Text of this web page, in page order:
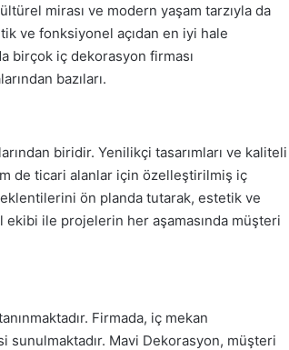
mirası ve modern yaşam tarzıyla da
ve fonksiyonel açıdan en iyi hale
birçok iç dekorasyon firması
bazıları.
biridir. Yenilikçi tasarımları ve kaliteli
de ticari alanlar için özelleştirilmiş iç
ön planda tutarak, estetik ve
ekibi ile projelerin her aşamasında müşteri
Firmada, iç mekan
sunulmaktadır. Mavi Dekorasyon, müşteri